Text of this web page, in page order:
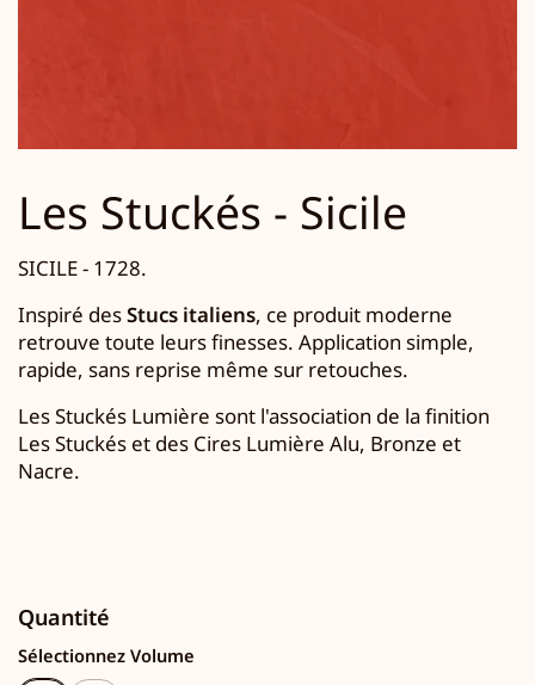
Les Stuckés - Sicile
SICILE - 1728.
Inspiré desStucs italiens, ce produit moderne
retrouve toute leurs finesses. Application simple,
rapide, sans reprise même sur retouches.
Les Stuckés Lumière sont l'association de la finition
Les Stuckés et des Cires Lumière Alu, Bronze et
Nacre.
Quantité
Sélectionnez Volume